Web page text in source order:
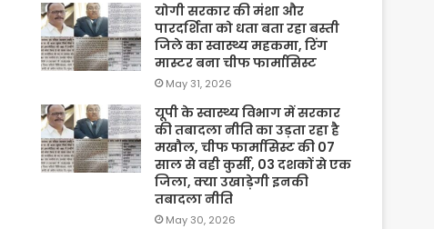
योगी सरकार की मंशा और
पारदर्शिता को धता बता रहा बस्ती
जिले का स्वास्थ्य महकमा, रिंग
मास्टर बना चीफ फार्मासिस्ट
May 31, 2026
यूपी के स्वास्थ्य विभाग में सरकार
की तबादला नीति का उड़ता रहा है
मखौल, चीफ फार्मासिस्ट की 07
साल से वही कुर्सी, 03 दशकों से एक
जिला, क्या उखाड़ेगी इनकी
तबादला नीति
May 30, 2026